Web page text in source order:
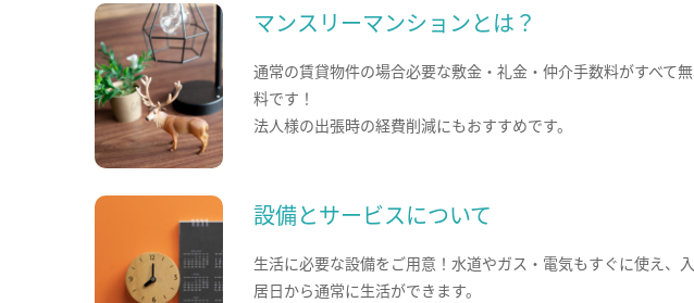
マンスリーマンションとは？
通常の賃貸物件の場合必要な敷金・礼金・仲介手数料がすべて無
料です！
法人様の出張時の経費削減にもおすすめです。
設備とサービスについて
生活に必要な設備をご用意！水道やガス・電気もすぐに使え、入
居日から通常に生活ができます。